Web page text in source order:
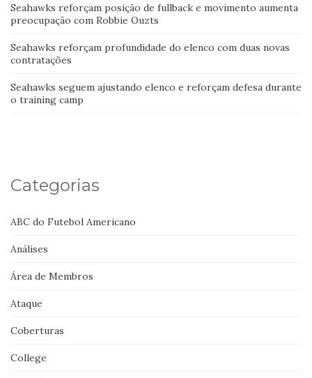
Seahawks reforçam posição de fullback e movimento aumenta
preocupação com Robbie Ouzts
Seahawks reforçam profundidade do elenco com duas novas
contratações
Seahawks seguem ajustando elenco e reforçam defesa durante
o training camp
Categorias
ABC do Futebol Americano
Análises
Área de Membros
Ataque
Coberturas
College